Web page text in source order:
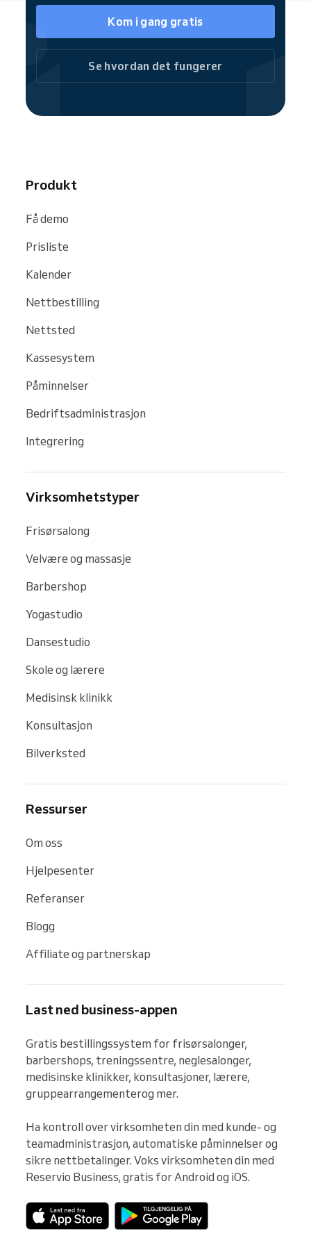
Kom i gang gratis
Se hvordan det fungerer
Produkt
Få demo
Prisliste
Kalender
Nettbestilling
Nettsted
Kassesystem
Påminnelser
Bedriftsadministrasjon
Integrering
Virksomhetstyper
Frisørsalong
Velvære og massasje
Barbershop
Yogastudio
Dansestudio
Skole og lærere
Medisinsk klinikk
Konsultasjon
Bilverksted
Ressurser
Om oss
Hjelpesenter
Referanser
Blogg
Affiliate og partnerskap
Last ned business-appen
Gratis bestillingssystem for frisørsalonger,
barbershops, treningssentre, neglesalonger,
medisinske klinikker, konsultasjoner, lærere,
gruppearrangementerog mer.
Ha kontroll over virksomheten din med kunde- og
teamadministrasjon, automatiske påminnelser og
sikre nettbetalinger. Voks virksomheten din med
Reservio Business, gratis for Android og iOS.